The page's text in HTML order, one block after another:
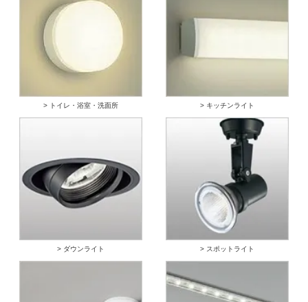
> トイレ・浴室・洗面所 > キッチンライト
> ダウンライト > スポットライト